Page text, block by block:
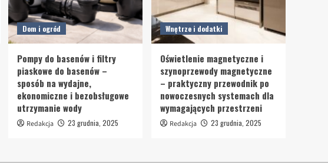
Dom i ogród
Pompy do basenów i filtry
piaskowe do basenów –
sposób na wydajne,
ekonomiczne i bezobsługowe
utrzymanie wody
Redakcja 23 grudnia, 2025
Wnętrze i dodatki
Oświetlenie magnetyczne i
szynoprzewody magnetyczne
– praktyczny przewodnik po
nowoczesnych systemach dla
wymagających przestrzeni
Redakcja 23 grudnia, 2025